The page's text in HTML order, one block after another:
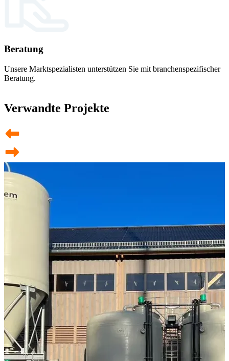
Beratung
Unsere Marktspezialisten unterstützen Sie mit branchenspezifischer
Beratung.
Verwandte Projekte